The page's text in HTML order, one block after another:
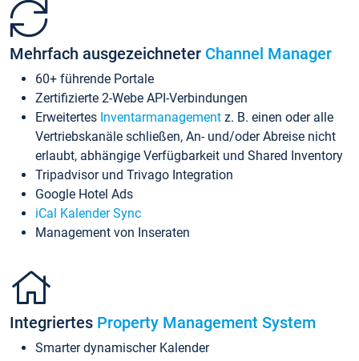
Mehrfach ausgezeichneter Channel Manager
60+ führende Portale
Zertifizierte 2-Webe API-Verbindungen
Erweitertes Inventarmanagement z. B. einen oder alle
Vertriebskanäle schließen, An- und/oder Abreise nicht
erlaubt, abhängige Verfügbarkeit und Shared Inventory
Tripadvisor und Trivago Integration
Google Hotel Ads
iCal Kalender Sync
Management von Inseraten
Integriertes Property Management System
Smarter dynamischer Kalender